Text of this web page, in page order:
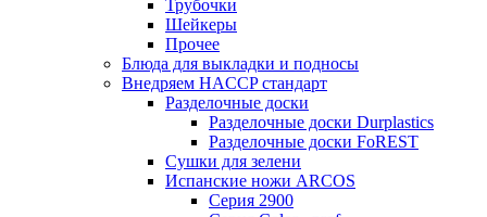
Трубочки
Шейкеры
Прочее
Блюда для выкладки и подносы
Внедряем HACCP стандарт
Разделочные доски
Разделочные доски Durplastics
Разделочные доски FoREST
Сушки для зелени
Испанские ножи ARCOS
Серия 2900